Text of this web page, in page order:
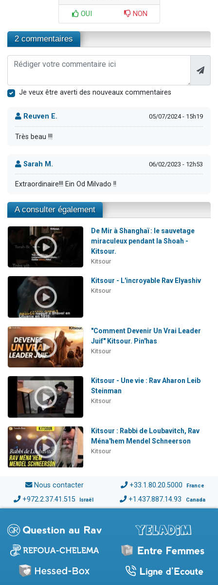
OUI NON
2 commentaires
Je veux être averti des nouveaux commentaires
Reuven E. 05/07/2024 - 15h19
Très beau !!!
Sarah M. 06/02/2023 - 12h53
Extraordinaire!!! Ein Od Milvado !!
A consulter également
De Mir à Shanghaï : le sauvetage
miraculeux pendant la Shoah -
Kitsour.
Kitsour
Kitsour - L'incroyable Rav Elyashiv
Kitsour
"Comment Devenir Un Vrai Leader
Juif" Kitsour. Pin'has
Kitsour
Kitsour - Une vie : Rav Aharon Leib
Steinman
Kitsour
Kitsour : Rabbi de Loubavitch, Rav
Ména'hem Mendel Schneerson
Kitsour
Nous contacter +33.1.80.20.5000 France
+972.2.37.41.515 Israël +1.437.887.14.93 Canada